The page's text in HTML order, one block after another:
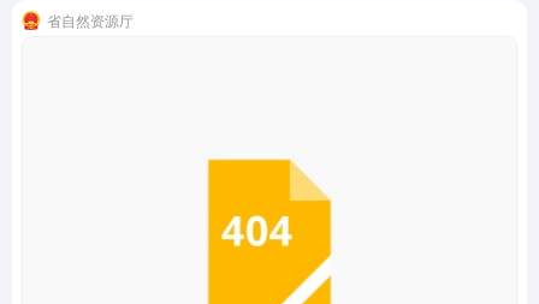
省自然资源厅